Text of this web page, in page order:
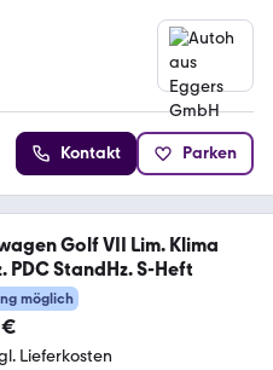
Kontakt Parken
Golf VII Lim. Klima
PDC StandHz. S-Heft
möglich
€
Lieferkosten